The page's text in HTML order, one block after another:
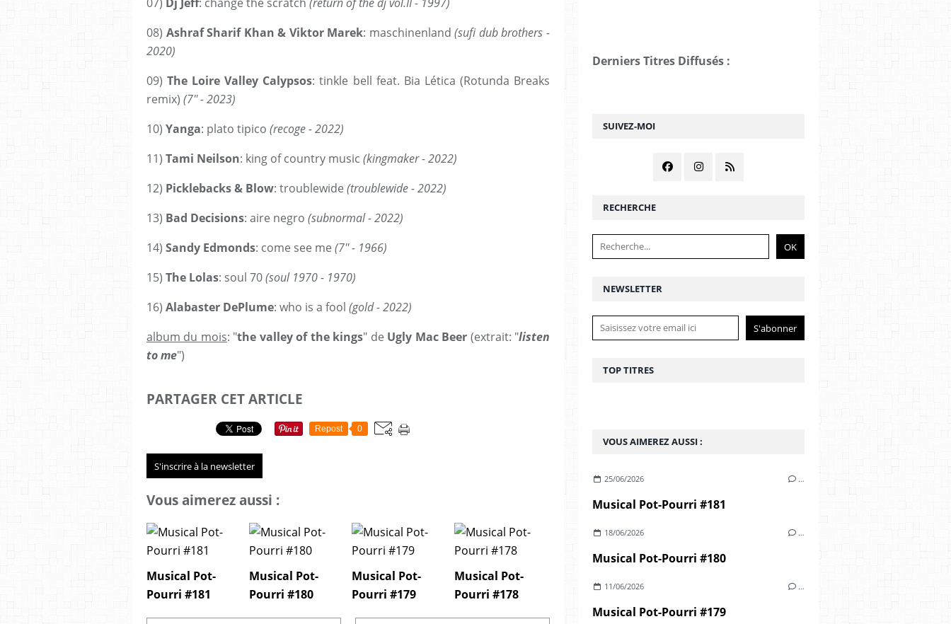
08) Ashraf Sharif Khan & Viktor Marek: maschinenland(sufi dub brothers -
2020)
09)The Loire Valley Calypsos: tinkle bell feat. Bia Lética (Rotunda Breaks
remix) (7'' - 2023)
10) Yanga: plato tipico (recoge - 2022)
11) Tami Neilson: king of country music (kingmaker - 2022)
12) Picklebacks & Blow: troublewide (troublewide - 2022)
13) Bad Decisions: aire negro (subnormal - 2022)
14) Sandy Edmonds: come see me (7'' - 1966)
15) The Lolas: soul 70(soul 1970 - 1970)
16) Alabaster DePlume: who is a fool (gold - 2022)
album du mois: "the valley of the kings" de Ugly Mac Beer (extrait: "listen
to me")
PARTAGER CET ARTICLE
Repost 0
S'inscrire à la newsletter
Vous aimerez aussi :
Musical Pot-
Pourri #181
Musical Pot-
Pourri #180
Musical Pot-
Pourri #179
Musical Pot-
Pourri #178
NEWSLETTER
SUIVEZ-MOI
RECHERCHE
VOUS AIMEREZ AUSSI :
25/06/2026 …
Musical Pot-Pourri #181
18/06/2026 …
Musical Pot-Pourri #180
11/06/2026 …
Musical Pot-Pourri #179
Derniers Titres Diffusés :
TOP TITRES